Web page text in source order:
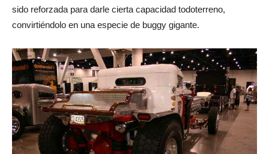
sido reforzada para darle cierta capacidad todoterreno,
convirtiéndolo en una especie de buggy gigante.